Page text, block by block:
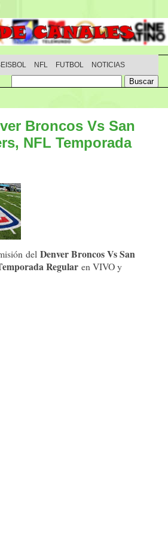
NFL FUTBOL NOTICIAS
Broncos Vs San
NFL Temporada
del Denver Broncos Vs San
Regular en VIVO y